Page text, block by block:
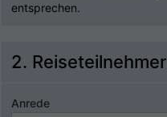
entsprechen.
2. Reiseteilnehmer
Anrede